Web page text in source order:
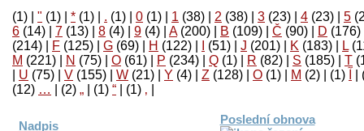
(1) " (1) * (1) . (1) 0 (1) 1 (38) 2 (38) 3 (23) 4 (23) 5
6 (14) 7 (13) 8 (4) 9 (4) A(200) B (109) Č (90) D (176)
(214)
F (125) G (69) H (122) (51) J (201) K (183) L
M (221) N (75) O (61) P (234) Q (1) R (82) S (185) T
U (75) V (155) W (21) Y (4) Z (128) Ο (1) М (2)
(1)
‚
(1)
“
(1)
„
(2)
…
(12)
Nadpis Poslední obnova